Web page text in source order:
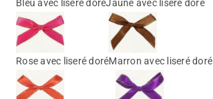
Bleu avec liseré doréJaune avec liseré doré
Rose avec liseré doréMarron avec liseré doré